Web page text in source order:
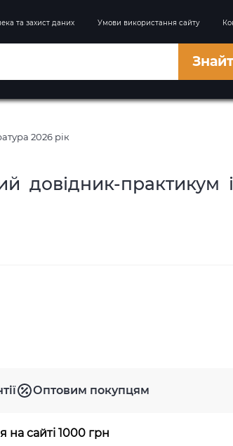
та захист даних Умови використання сайту
2026 рік
довідник-практикум
Оптовим покупцям
на сайті 1000 грн